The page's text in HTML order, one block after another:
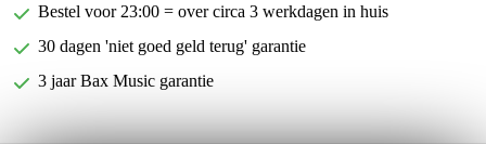
Bestel voor 23:00 = over circa 3 werkdagen in huis
30 dagen 'niet goed geld terug' garantie
3 jaar Bax Music garantie